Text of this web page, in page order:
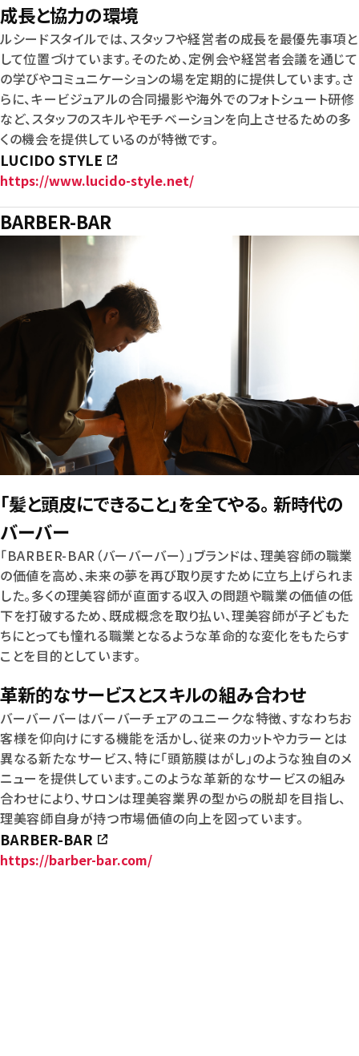
成長と協力の環境
ルシードスタイルでは、スタッフや経営者の成長を最優先事項と
して位置づけています。そのため、定例会や経営者会議を通じて
の学びやコミュニケーションの場を定期的に提供しています。さ
らに、キービジュアルの合同撮影や海外でのフォトシュート研修
など、スタッフのスキルやモチベーションを向上させるための多
くの機会を提供しているのが特徴です。
LUCIDO STYLE
https://www.lucido-style.net/
BARBER-BAR
「髪と頭皮にできること」を全てやる。 新時代の
バーバー
「BARBER-BAR（バーバーバー）」ブランドは、理美容師の職業
の価値を高め、未来の夢を再び取り戻すために立ち上げられま
した。多くの理美容師が直面する収入の問題や職業の価値の低
下を打破するため、既成概念を取り払い、理美容師が子どもた
ちにとっても憧れる職業となるような革命的な変化をもたらす
ことを目的としています。
革新的なサービスとスキルの組み合わせ
バーバーバーはバーバーチェアのユニークな特徴、すなわちお
客様を仰向けにする機能を活かし、従来のカットやカラーとは
異なる新たなサービス、特に「頭筋膜はがし」のような独自のメ
ニューを提供しています。このような革新的なサービスの組み
合わせにより、サロンは理美容業界の型からの脱却を目指し、
理美容師自身が持つ市場価値の向上を図っています。
BARBER-BAR
https://barber-bar.com/